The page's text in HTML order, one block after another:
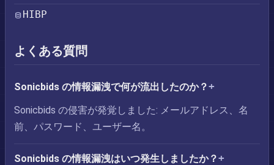
HIBP
よくある質問
Sonicbids の情報漏洩で何が流出したのか？
Sonicbids の侵害が発覚しました: メールアドレス、名
前、パスワード、ユーザー名。
Sonicbids の情報漏洩はいつ発生しましたか？